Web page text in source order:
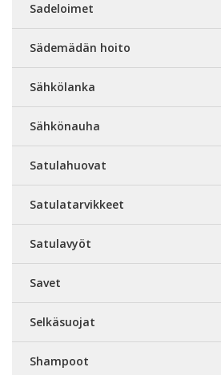
Sadeloimet
Sädemädän hoito
Sähkölanka
Sähkönauha
Satulahuovat
Satulatarvikkeet
Satulavyöt
Savet
Selkäsuojat
Shampoot